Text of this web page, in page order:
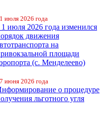
июля 2026 года
1 июля 2026 года изменился
движения
на
площади
(с. Менделеево)
июня 2026 года
о процедуре
льготного угля